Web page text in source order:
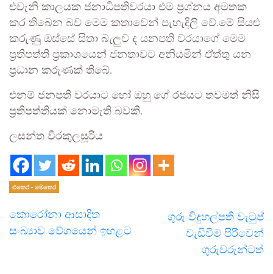
එවැනි කාලයක ජනාධිපතිවරයා එම ප්‍රශ්නය අමතක
කර තිබෙන බව මෙම කතාවෙන් පැහැදිලි වේ.මේ සියළු
කරුණු ඔස්සේ සිතා බැලුව ද යනපති වරයාගේ මෙම
ප්‍රතිපත්ති ප්‍රකාශයෙන් ජනතාවට අනියමින් ඒත්තු යන
ප්‍රධාන කරුණක් තිබේ.
එනම් ජනපති වරයාට හෝ ඔහු ගේ රජයට තවමත් නිසි
ප්‍රතිපත්තියක් නොමැති බවකි.
ලසන්ත වීරකුලසූරිය
එතෙර - මෙතෙර
කොරෝනා ආසාදිත
සංඛ්‍යාව වේගයෙන් ඉහළට
ගුරු විදුහල්පති වැටුප්
වැඩිවීම පිරිවෙන්
ගුරුවරුන්ටත්